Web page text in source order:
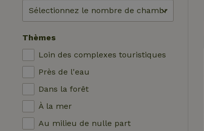
Thèmes
Loin des complexes touristiques
Près de l'eau
Dans la forêt
À la mer
Au milieu de nulle part